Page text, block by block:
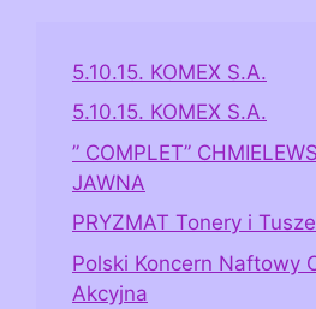
5.10.15. KOMEX S.A.
5.10.15. KOMEX S.A.
” COMPLET”
JAWNA
PRYZMAT Tonery i Tusze
Polski Koncern Naftowy
Akcyjna